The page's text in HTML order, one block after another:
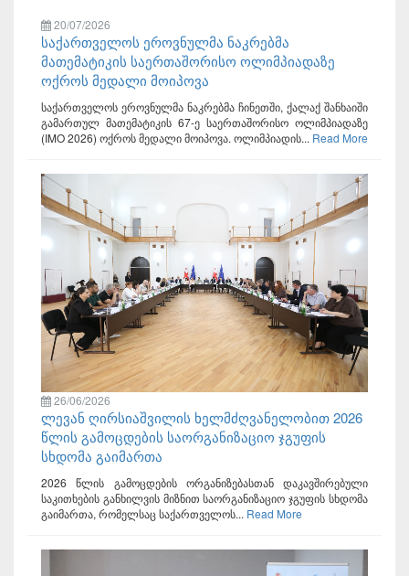
20/07/2026
საქართველოს ეროვნულმა ნაკრებმა
მათემატიკის საერთაშორისო ოლიმპიადაზე
ოქროს მედალი მოიპოვა
საქართველოს ეროვნულმა ნაკრებმა ჩინეთში, ქალაქ შანხაიში
გამართულ მათემატიკის 67-ე საერთაშორისო ოლიმპიადაზე
(IMO 2026) ოქროს მედალი მოიპოვა. ოლიმპიადის... Read More
26/06/2026
ლევან ღირსიაშვილის ხელმძღვანელობით 2026
წლის გამოცდების საორგანიზაციო ჯგუფის
სხდომა გაიმართა
2026 წლის გამოცდების ორგანიზებასთან დაკავშირებული
საკითხების განხილვის მიზნით საორგანიზაციო ჯგუფის სხდომა
გაიმართა, რომელსაც საქართველოს... Read More